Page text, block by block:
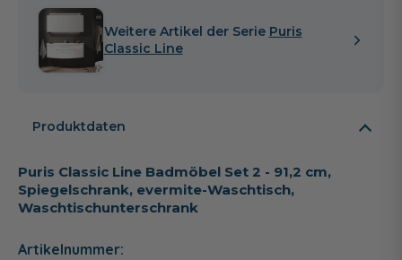
Weitere Artikel der Serie Puris
Classic Line
Produktdaten
Puris Classic Line Badmöbel Set 2 - 91,2 cm,
Spiegelschrank, evermite-Waschtisch,
Waschtischunterschrank
Artikelnummer: